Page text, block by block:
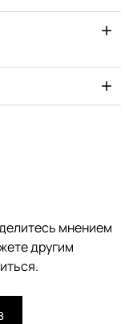
мнением
другим